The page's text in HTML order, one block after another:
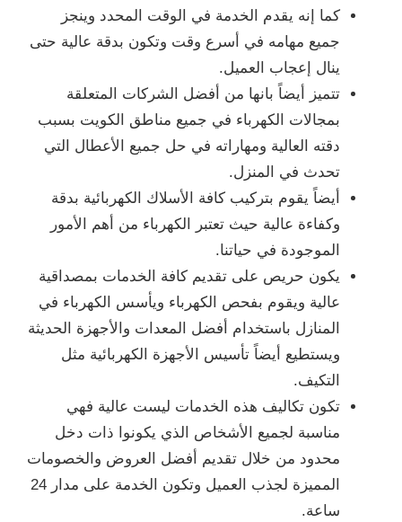
كما إنه يقدم الخدمة في الوقت المحدد وينجز
جميع مهامه في أسرع وقت وتكون بدقة عالية حتى
ينال إعجاب العميل.
تتميز أيضاً بانها من أفضل الشركات المتعلقة
بمجالات الكهرباء في جميع مناطق الكويت بسبب
دقته العالية ومهاراته في حل جميع الأعطال التي
تحدث في المنزل.
أيضاً يقوم بتركيب كافة الأسلاك الكهربائية بدقة
وكفاءة عالية حيث تعتبر الكهرباء من أهم الأمور
الموجودة في حياتنا.
يكون حريص على تقديم كافة الخدمات بمصداقية
عالية ويقوم بفحص الكهرباء ويأسس الكهرباء في
المنازل باستخدام أفضل المعدات والأجهزة الحديثة
ويستطيع أيضاً تأسيس الأجهزة الكهربائية مثل
التكيف.
تكون تكاليف هذه الخدمات ليست عالية فهي
مناسبة لجميع الأشخاص الذي يكونوا ذات دخل
محدود من خلال تقديم أفضل العروض والخصومات
المميزة لجذب العميل وتكون الخدمة على مدار 24
ساعة.